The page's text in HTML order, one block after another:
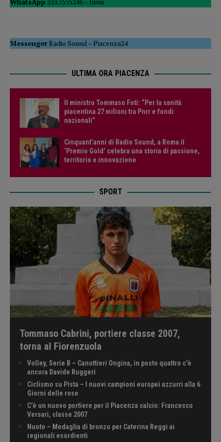
MessengerRadio Sound–Piacenza24
ULTIMA ORA PIACENZA
Il ministro Tommaso Foti: “Per la sanità
piacentina 27 milioni tra Pnrr e fondi
nazionali”
Cinquant’anni di Radio Sound, a Roma il
‘Premio Gold’ celebra una storia di passione,
territorio e innovazione
SPORT
Tommaso Cabrini, portiere classe 2007,
torna al Fiorenzuola
Volley, Serie B – Canottieri Ongina, in posto quattro c’è
ancora Davide Ruggeri
Ciclismo su Pista – I nuovi campioni europei azzurri alla 6
Giorni delle rose
C’è un nuovo portiere per il Piacenza calcio: Francesco
Versari, classe 2007
Nuoto – Medaglia di bronzo per Caterina Reggi ai
regionali esordienti